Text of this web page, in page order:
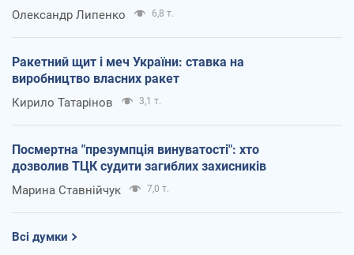
Олександр Липенко 6,8 т.
Ракетний щит і меч України: ставка на
виробництво власних ракет
Кирило Татарінов 3,1 т.
Посмертна "презумпція винуватості": хто
дозволив ТЦК судити загиблих захисників
Марина Ставнійчук 7,0 т.
Всі думки